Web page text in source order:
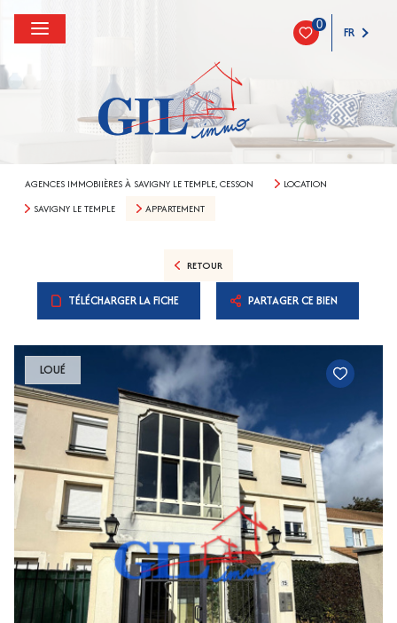
0 FR
AGENCES IMMOBIIÈRES À SAVIGNY LE TEMPLE, CESSON
LOCATION
SAVIGNY LE TEMPLE
APPARTEMENT
RETOUR
TÉLÉCHARGER LA FICHE PARTAGER CE BIEN
LOUÉ